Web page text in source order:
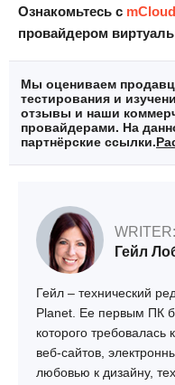
Ознакомьтесь с
провайдером
Мы оцениваем
тестирования и
отзывы и наши
провайдерами. На
партнёрские ссылки.
WRITER:
Гейл
Гейл – технический
Planet. Ее первым ПК
которого требовалась
веб-сайтов,
любовью к дизайну,